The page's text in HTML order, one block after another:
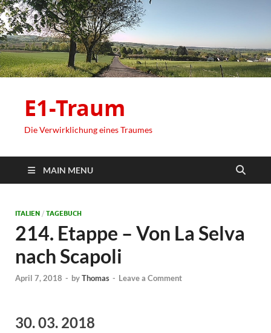
E1-Traum
Die Verwirklichung eines Traumes
MAIN MENU
ITALIEN / TAGEBUCH
214. Etappe – Von La Selva
nach Scapoli
April 7, 2018 - byThomas - Leave a Comment
30. 03. 2018